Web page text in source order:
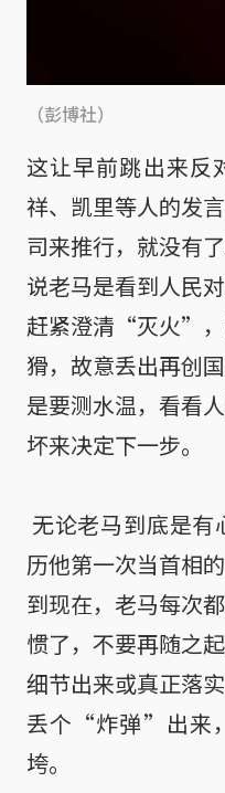
（彭博社）
这让早前跳出来反
祥、凯里等人的发
司来推行，就没有
说老马是看到人民
赶紧澄清“灭火”，
猾，故意丢出再创
是要测水温，看看
坏来决定下一步。
历他第一次当首相
到现在，老马每次
惯了，不要再随之
细节出来或真正落
丢个“炸弹”出来
垮。